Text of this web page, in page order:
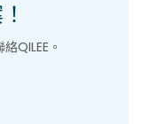
QILEE。